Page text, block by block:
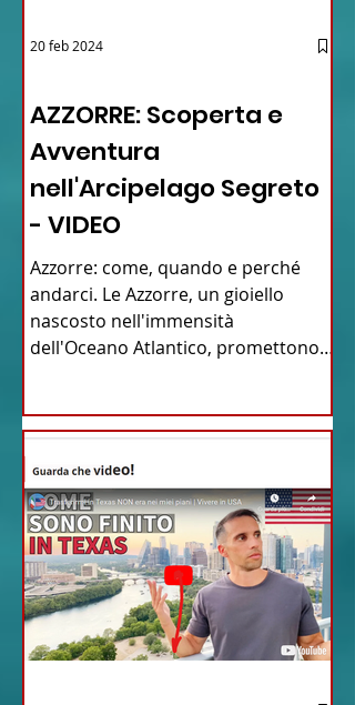
AZZORRE: Scoperta e
Avventura
nell'Arcipelago Segreto
- VIDEO
Azzorre: come, quando e perché
andarci. Le Azzorre, un gioiello
nascosto nell'immensità
dell'Oceano Atlantico, promettono
20 feb 2024